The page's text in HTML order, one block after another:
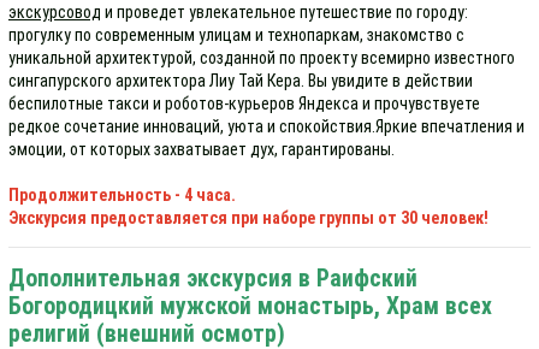
экскурсовод и проведет увлекательное путешествие по городу:
прогулку по современным улицам и технопаркам, знакомство с
уникальной архитектурой, созданной по проекту всемирно известного
сингапурского архитектора Лиу Тай Кера. Вы увидите в действии
беспилотные такси и роботов-курьеров Яндекса и прочувствуете
редкое сочетание инноваций, уюта и спокойствия.Яркие впечатления и
эмоции, от которых захватывает дух, гарантированы.
Продолжительность - 4 часа.
Экскурсия предоставляется при наборе группы от 30 человек!
Дополнительная экскурсия в Раифский
Богородицкий мужской монастырь, Храм всех
религий (внешний осмотр)